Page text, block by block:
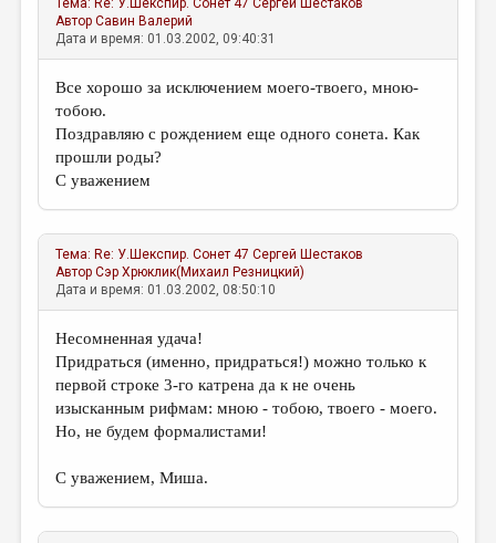
Тема: Re: У.Шекспир. Сонет 47 Сергей Шестаков
АвторСавин Валерий
Дата и время: 01.03.2002, 09:40:31
Все хорошо за исключением моего-твоего, мною-
тобою.
Поздравляю с рождением еще одного сонета. Как
прошли роды?
С уважением
Тема: Re: У.Шекспир. Сонет 47 Сергей Шестаков
АвторСэр Хрюклик(Михаил Резницкий)
Дата и время: 01.03.2002, 08:50:10
Несомненная удача!
Придраться (именно, придраться!) можно только к
первой строке 3-го катрена да к не очень
изысканным рифмам: мною - тобою, твоего - моего.
Но, не будем формалистами!
С уважением, Миша.